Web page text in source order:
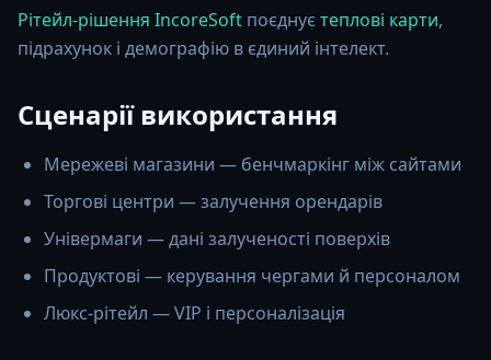
Рітейл-рішення IncoreSoft поєднуєтеплові карти,
підрахунок і демографію в єдиний інтелект.
Сценарії використання
Мережеві магазини — бенчмаркінг між сайтами
Торгові центри — залучення орендарів
Універмаги — дані залученості поверхів
Продуктові — керування чергами й персоналом
Люкс-рітейл — VIP і персоналізація